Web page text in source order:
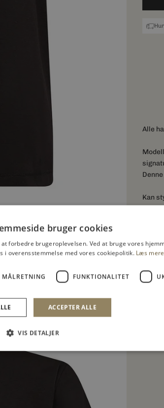
Alle
Kan
bruger cookies
forbedre brugeroplevelsen. Ved at bruge vores
i overensstemmelse med vores cookiepolitik. Læs mere
MÅLRETNING FUNKTIONALITET
ACCEPTER ALLE
VIS DETALJER